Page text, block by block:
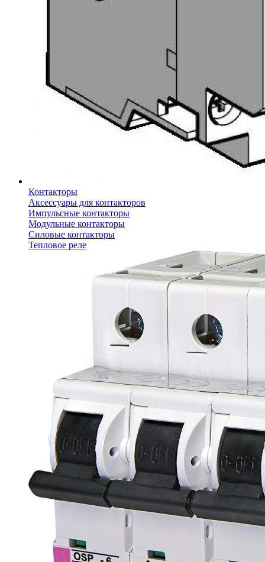
Контакторы
Аксессуары для контакторов
Импульсные контакторы
Модульные контакторы
Силовые контакторы
Тепловое реле